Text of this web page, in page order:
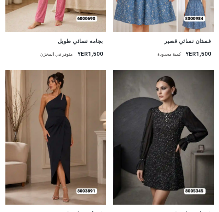
فستان نسائي قصير
YER1,500 كمية محدودة
بجامه نسائي طويل
YER1,500 متوفر في المخزن